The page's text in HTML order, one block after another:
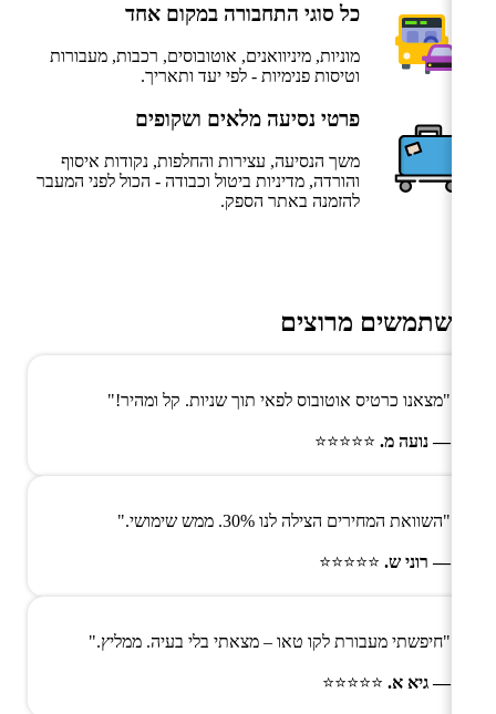
כל סוגי התחבורה במקום אחד
מוניות, מיניוואנים, אוטובוסים, רכבות, מעבורות
וטיסות פנימיות - לפי יעד ותאריך.
פרטי נסיעה מלאים ושקופים
משך הנסיעה, עצירות והחלפות, נקודות איסוף
והורדה, מדיניות ביטול וכבודה - הכול לפני המעבר
להזמנה באתר הספק.
משתמשים מרוצים
"מצאנו כרטיס אוטובוס לפאי תוך שניות. קל ומהיר!"
— נועה מ. ⭐⭐⭐⭐⭐
"השוואת המחירים הצילה לנו 30%. ממש שימושי."
— רוני ש. ⭐⭐⭐⭐⭐
"חיפשתי מעבורת לקו טאו – מצאתי בלי בעיה. ממליץ."
— גיא א. ⭐⭐⭐⭐⭐